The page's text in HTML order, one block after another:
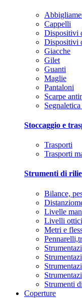
Cappelli
Dispositivi
Dispositivi
Giacche
Gilet
Guanti
Maglie
Pantaloni
Scarpe
Stoccaggio e
Trasporti
Trasporti
Strumenti di
Bilance,
Livelle
Livelli
Metri e
Strumenti
Coperture